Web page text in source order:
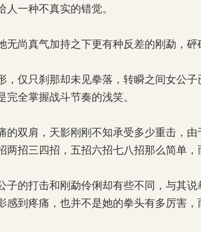
人一种不真实的错觉。
尚真气加持之下更有种反差的刚勐，砰
仅只刹那却未见拳落，转瞬之间女公子
完全掌握战斗节奏的浅笑。
双肩，天影刚刚不知承受多少重击，由
两招三四招，五招六招七八招那么简单
的打击和刚勐伶俐却有些不同，与其说
感到疼痛，也并不是她的拳头有多厉害，